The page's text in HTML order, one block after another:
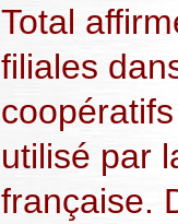
Total
filiales
utilisé par
française.